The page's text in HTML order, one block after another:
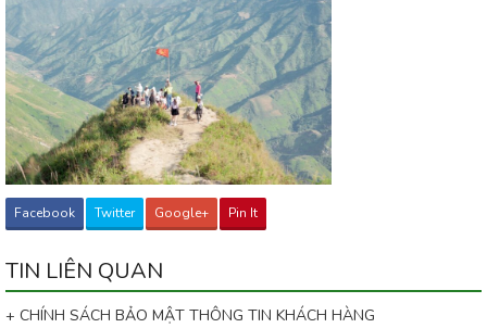
Facebook Twitter Google+ Pin It
TIN LIÊN QUAN
+ CHÍNH SÁCH BẢO MẬT THÔNG TIN KHÁCH HÀNG